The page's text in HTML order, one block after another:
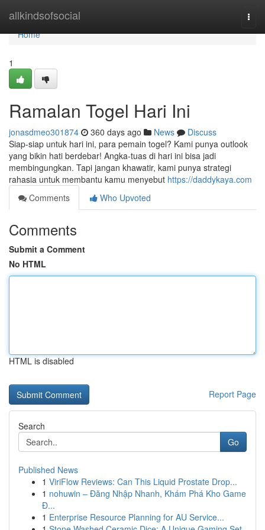
allkindsofsocial
Home
Home
1
Ramalan Togel Hari Ini
jonasdmeo301874 360 days ago News
Discuss
Siap-siap untuk hari ini, para pemain togel? Kami punya outlook
yang bikin hati berdebar! Angka-tuas di hari ini bisa jadi
membingungkan. Tapi jangan khawatir, kami punya strategi
rahasia untuk membantu kamu menyebut https://daddykaya.com
Comments
Who Upvoted
Comments
Submit a Comment
No HTML
HTML is disabled
Report Page
Search
Go
Published News
1 ViriFlow Reviews: Can This Liquid Prostate Drop...
1 nohuwin – Đăng Nhập Nhanh, Khám Phá Kho Game
Đ...
1 Enterprise Resource Planning for AU Service...